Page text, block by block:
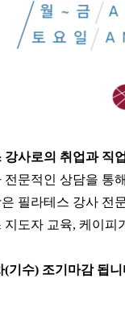
강사로의 취업과 직
전문적인 상담을 통
필라테스 강사 전
지도자 교육, 케이피
기수) 조기마감 됩